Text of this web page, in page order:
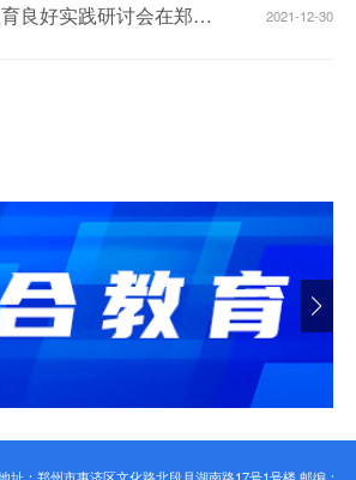
全省学前融合教育良好实践研讨会在郑州举行 2021-12-30